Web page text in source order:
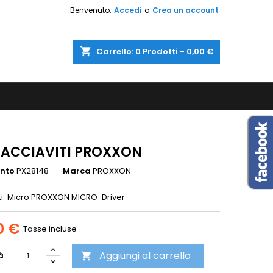
Benvenuto, Accedi o Crea un account
shopping_cart Carrello: 0 Prodotti - 0,00 €
PROXXON
PX28148 Marca PROXXON
Micro PROXXON MICRO-Driver
€ Tasse incluse
 Aggiungi al carrello